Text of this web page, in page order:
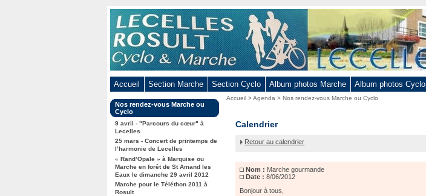
Accueil Section Marche Section Cyclo Album photos Marche Album photos Cyclo
Dans
la
rubrique
:
Nos rendez-vous Marche ou
Cyclo
9 avril - "Parcours du cœur" à
Lecelles
25 mars - Concert de printemps de
l’harmonie de Lecelles
« Rand’Opale » à Marquise ou
Marche en forêt de St Amand les
Eaux le dimanche 29 avril 2012
Marche pour le Téléthon 2011 à
Rosult
Vous
Accueil >Agenda>Nos rendez-vous Marche ou Cyclo
Marche
Calendrier
Retour au calendrier
Nom : Marche gourmande
Date : 8/06/2012
Bonjour à tous,